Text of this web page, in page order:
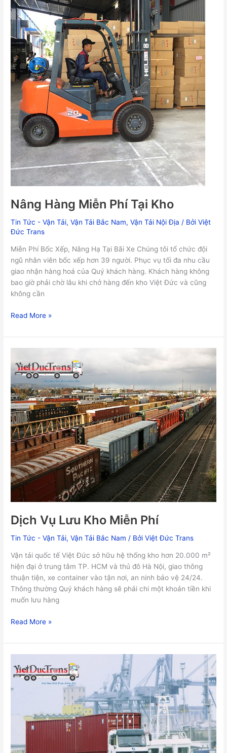
Nâng Hàng Miễn Phí Tại Kho
Tin Tức - Vận Tải,Vận Tải Bắc Nam,Vận Tải Nội Địa / BởiViệt
Đức Trans
Miễn Phí Bốc Xếp, Nâng Hạ Tại Bãi Xe Chúng tôi tổ chức đội
ngũ nhân viên bốc xếp hơn 39 người. Phục vụ tối đa nhu cầu
giao nhận hàng hoá của Quý khách hàng. Khách hàng không
bao giờ phải chờ lâu khi chở hàng đến kho Việt Đức và cũng
không cần
Read More »
Dịch Vụ Lưu Kho Miễn Phí
Tin Tức - Vận Tải,Vận Tải Bắc Nam / BởiViệt Đức Trans
Vận tải quốc tế Việt Đức sở hữu hệ thống kho hơn 20.000 m²
hiện đại ở trung tâm TP. HCM và thủ đô Hà Nội, giao thông
thuận tiện, xe container vào tận nơi, an ninh bảo vệ 24/24.
Thông thường Quý khách hàng sẽ phải chi một khoản tiền khi
muốn lưu hàng
Vụ
Lưu
Kho
Miễn
Phí
Read More »
Chuyển
TP
Và